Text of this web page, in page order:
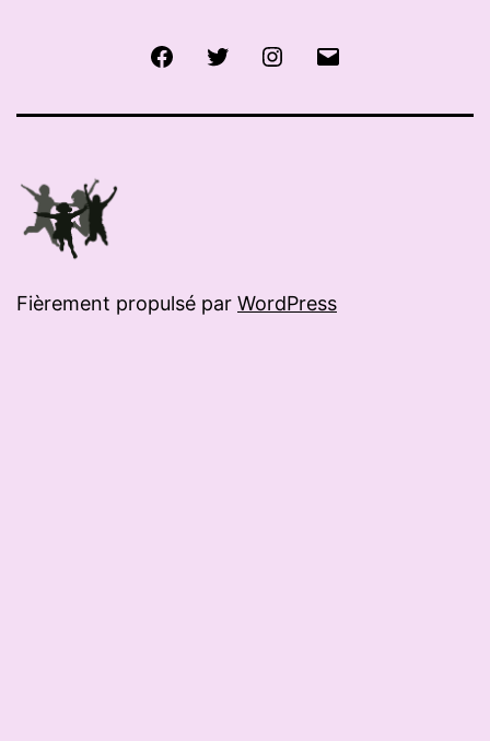
FacebookTwitter Instagram
Fièrement propulsé par WordPress